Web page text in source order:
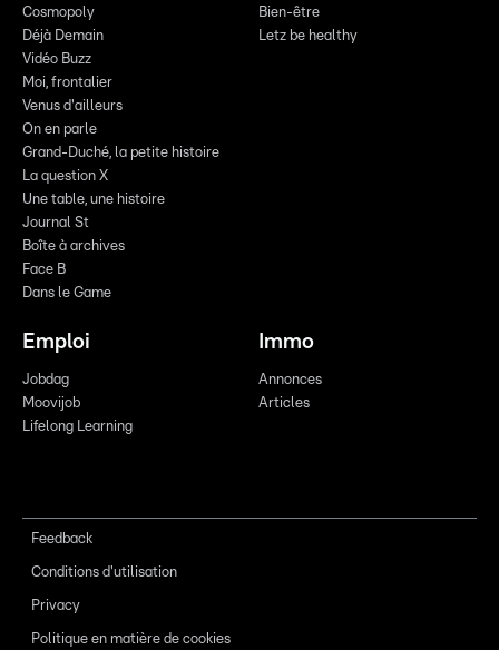
Cosmopoly
Déjà Demain
Vidéo Buzz
Moi, frontalier
Venus d'ailleurs
On en parle
Grand-Duché, la petite histoire
La question X
Une table, une histoire
Journal St
Boîte à archives
Face B
Dans le Game
Bien-être
Letz be healthy
Emploi
Jobdag
Moovijob
Lifelong Learning
Immo
Annonces
Articles
Feedback
Conditions d'utilisation
Privacy
Politique en matière de cookies